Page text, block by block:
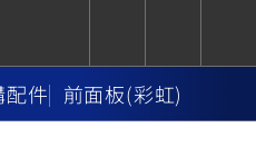
配件 前面板(彩虹)